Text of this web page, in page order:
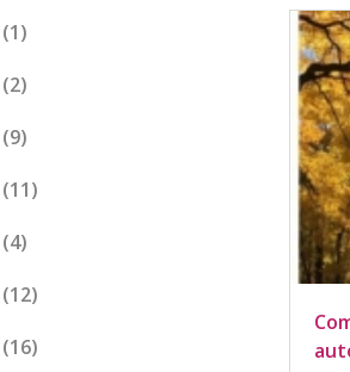
(1)
(2)
(9)
(11)
(4)
(12)
(16)